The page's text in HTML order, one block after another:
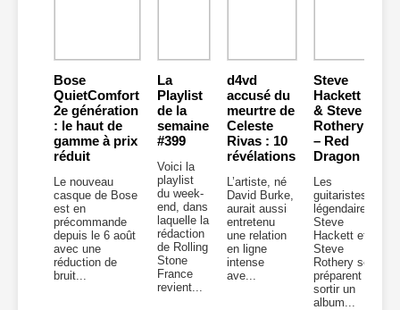
Bose
QuietComfort
2e génération
: le haut de
gamme à prix
réduit
Le nouveau
casque de Bose
est en
précommande
depuis le 6 août
avec une
réduction de
bruit...
La
Playlist
de la
semaine
#399
Voici la
playlist
du week-
end, dans
laquelle la
rédaction
de Rolling
Stone
France
revient...
d4vd
accusé du
meurtre de
Celeste
Rivas : 10
révélations
L’artiste, né
David Burke,
aurait aussi
entretenu
une relation
en ligne
intense
ave...
Steve
Hackett
& Steve
Rothery
– Red
Dragon
Les
guitaristes
légendaires
Steve
Hackett et
Steve
Rothery se
préparent à
sortir un
album...